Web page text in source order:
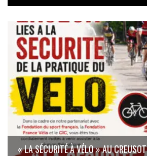
« LA SÉCURITÉ À VÉLO » AU CREUSOT